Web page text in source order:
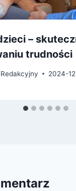
–
trudności
Redakcyjny 2024-